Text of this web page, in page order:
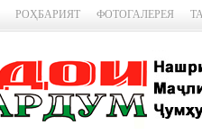
РОҲБАРИЯТ ФОТОГАЛЕРЕЯ